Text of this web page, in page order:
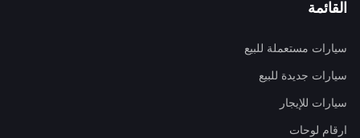
القائمة
سيارات مستعملة للبيع
سيارات جديدة للبيع
سيارات للإيجار
ارقام لوحات